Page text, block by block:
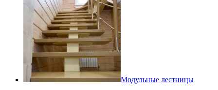
Модульные лестницы